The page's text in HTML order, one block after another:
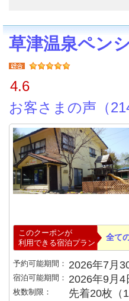
草津温泉ペン
4.6
お客さまの声（
このクーポンが
利用できる宿泊プラン
全て
予約可能期間： 2026年7月
宿泊可能期間： 2026年9月
枚数制限： 先着20枚（